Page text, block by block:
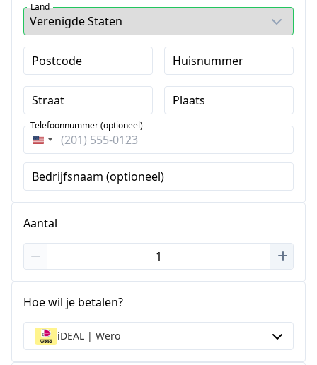
Land
Postcode Huisnummer
Straat Plaats
Verenigde
Staten
+1
Telefoonnummer (optioneel)
Bedrijfsnaam (optioneel)
Aantal
Hoe wil je betalen?
iDEAL | Wero